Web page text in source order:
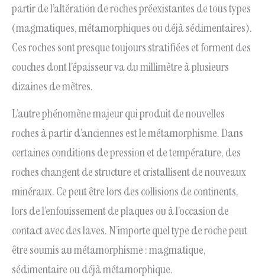
partir de l’altération de roches préexistantes de tous types
(magmatiques, métamorphiques ou déjà sédimentaires).
Ces roches sont presque toujours stratifiées et forment des
couches dont l’épaisseur va du millimètre à plusieurs
dizaines de mètres.
L’autre phénomène majeur qui produit de nouvelles
roches à partir d’anciennes est le métamorphisme. Dans
certaines conditions de pression et de température, des
roches changent de structure et cristallisent de nouveaux
minéraux. Ce peut être lors des collisions de continents,
lors de l’enfouissement de plaques ou à l’occasion de
contact avec des laves. N’importe quel type de roche peut
être soumis au métamorphisme : magmatique,
sédimentaire ou déjà métamorphique.